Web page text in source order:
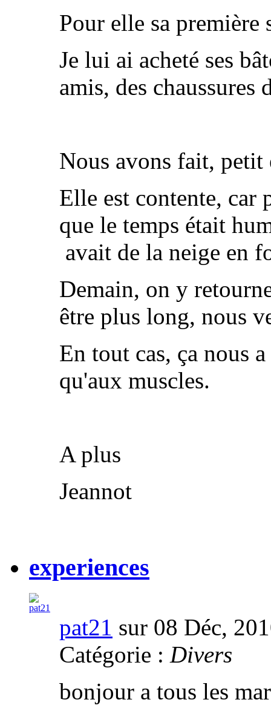
Pour elle sa
Je lui ai acheté ses
amis, des chaussures
Nous avons fait,
Elle est contente, car
que le temps était
avait de la neige en
Demain, on y
être plus long, nous
En tout cas, ça nous
qu'aux muscles.
A plus
Jeannot
experiences
pat21 sur 08 Déc,
Catégorie : Divers
bonjour a tous les